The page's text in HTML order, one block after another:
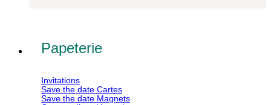
Papeterie
Invitations
Save the date Cartes
Save the date Magnets